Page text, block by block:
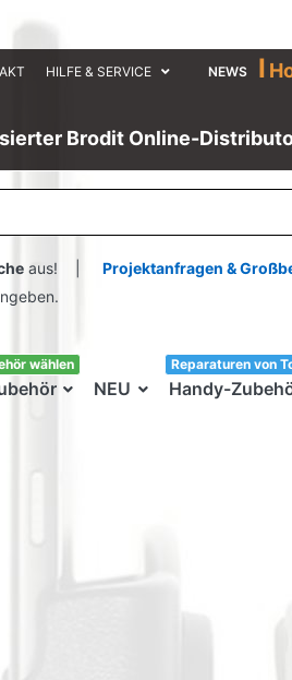
HILFE & SERVICE NEWS I
Brodit Online-
aus! | Projektanfragen &
wählen
NEU Handy-
Reparaturen von